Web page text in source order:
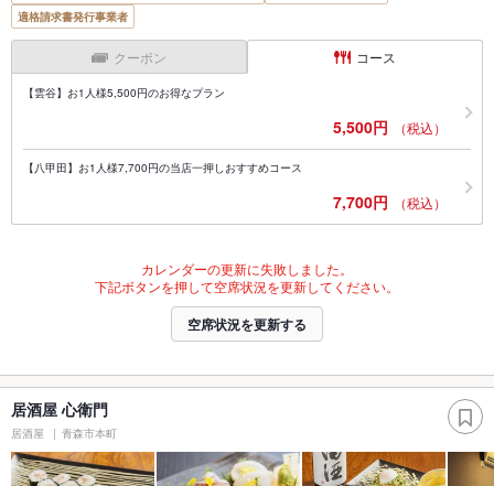
適格請求書発行事業者
クーポン コース
【雲谷】お1人様5,500円のお得なプラン
5,500円 （税込）
【八甲田】お1人様7,700円の当店一押しおすすめコース
7,700円 （税込）
カレンダーの更新に失敗しました。
下記ボタンを押して空席状況を更新してください。
空席状況を更新する
居酒屋 心衛門
居酒屋 青森市本町